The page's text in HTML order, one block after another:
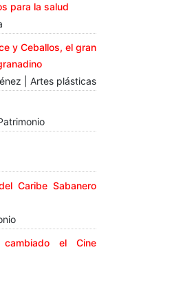
para la salud
y Ceballos, el gran
| Artes plásticas
Caribe Sabanero
el Cine